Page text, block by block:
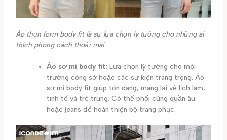
Áo thun form body fit là sự lựa chọn lý tưởng cho những ai
thích phong cách thoải mái
Áo sơ mi body fit: Lựa chọn lý tưởng cho môi
trường công sở hoặc các sự kiện trang trọng. Áo
sơ mi body fit giúp tôn dáng, mang lại vẻ lịch lãm,
tinh tế và trẻ trung. Có thể phối cùng quần âu
hoặc jeans để hoàn thiện bộ trang phục.